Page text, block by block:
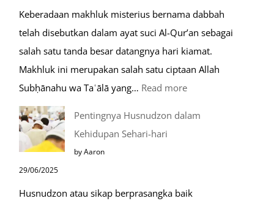
Mustajab
Keberadaan makhluk misterius bernama dabbah
telah disebutkan dalam ayat suci Al-Qur’an sebagai
salah satu tanda besar datangnya hari kiamat.
Makhluk ini merupakan salah satu ciptaan Allah
Subḥānahu wa Taʿālā yang… Read more:
Pentingnya Husnudzon dalam
Kehidupan Sehari-hari
by Aaron
29/06/2025
Husnudzon atau sikap berprasangka baik